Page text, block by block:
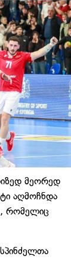
მეორედ
აღმოჩნდა
რომელიც